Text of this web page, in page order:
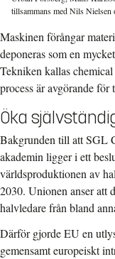
tillsammans med Nils
Maskinen förångar
deponeras som en
Tekniken kallas
process är avgörande
Öka
Bakgrunden till att SGL
akademin ligger i ett
världsproduktionen av
2030. Unionen anser att
halvledare från bland
Därför gjorde EU en
gemensamt europeiskt